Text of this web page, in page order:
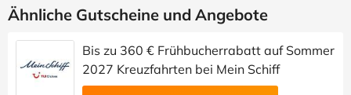
Ähnliche Gutscheine und Angebote
Bis zu 360 € Frühbucherrabatt auf Sommer
2027 Kreuzfahrten bei Mein Schiff